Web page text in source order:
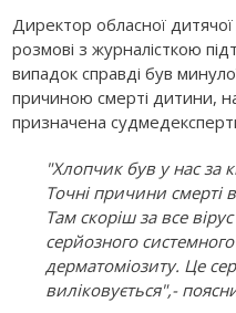
Директор обласної дитячої
розмові з журналісткою
випадок справді був
причиною смерті дитини,
призначена
"Хлопчик був у нас за
Точні причини смерті
Там скоріш за все
серйозного
дерматоміозиту. Це
виліковується",-